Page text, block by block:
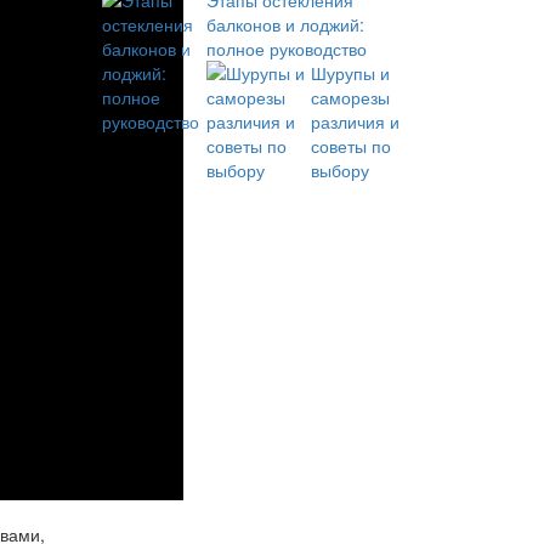
балконов и лоджий:
полное руководство
Шурупы и
саморезы
различия и
советы по
выбору